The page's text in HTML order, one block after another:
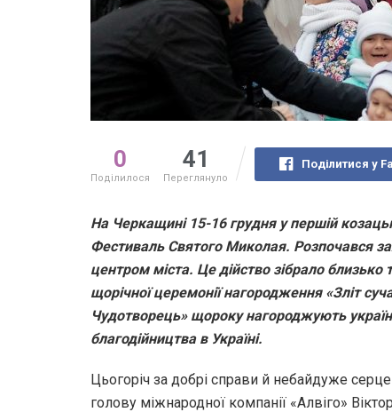
0
Поділилося
41
Переглянуло
Поділитися у
На Черкащині 15-16 грудня у першій
Фестиваль Святого Миколая. Розпочався
центром міста. Це дійство зібрало близько
щорічної церемонії нагородження «Зліт
Чудотворець» щороку нагороджують
благодійництва в Україні.
Цьогоріч за добрі справи й небайдуже
голову міжнародної компанії «Алвіго»